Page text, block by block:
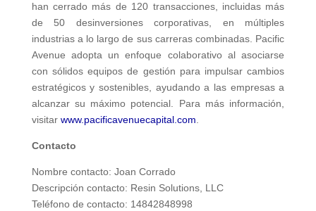
han cerrado más de 120 transacciones, incluidas más
de 50 desinversiones corporativas, en múltiples
industrias a lo largo de sus carreras combinadas. Pacific
Avenue adopta un enfoque colaborativo al asociarse
con sólidos equipos de gestión para impulsar cambios
estratégicos y sostenibles, ayudando a las empresas a
alcanzar su máximo potencial. Para más información,
visitar www.pacificavenuecapital.com.
Contacto
Nombre contacto: Joan Corrado
Descripción contacto: Resin Solutions, LLC
Teléfono de contacto: 14842848998